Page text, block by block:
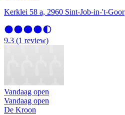
Kerklei 58 a, 2960 Sint-Job-in-'t-Goor
9.3 (1 review)
Vandaag open
Vandaag open
De Kroon